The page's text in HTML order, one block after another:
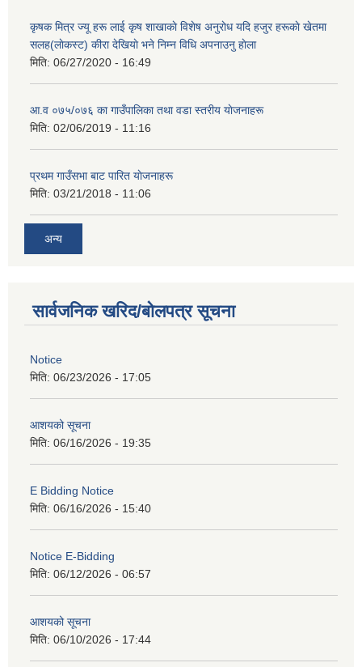
कृषक मित्र ज्यू हरू लाई कृष शाखाकाे विशेष अनुराेध यदि हजुर हरूकाे खेतमा
सलह(लाेकस्ट) कीरा देखियाे भने निम्न विधि अपनाउनु हाेला
मिति: 06/27/2020 - 16:49
आ‍.व ०७५/०७६ का गाउँपालिका तथा वडा स्तरीय याेजनाहरू
मिति: 02/06/2019 - 11:16
प्रथम गाउँसभा बाट पारित याेजनाहरू
मिति: 03/21/2018 - 11:06
अन्य
सार्वजनिक खरिद/बोलपत्र सूचना
Notice
मिति: 06/23/2026 - 17:05
आशयको सूचना
मिति: 06/16/2026 - 19:35
E Bidding Notice
मिति: 06/16/2026 - 15:40
Notice E-Bidding
मिति: 06/12/2026 - 06:57
आशयको सूचना
मिति: 06/10/2026 - 17:44